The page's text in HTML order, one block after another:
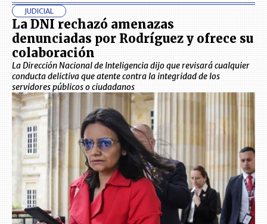
JUDICIAL
La DNI rechazó amenazas
denunciadas por Rodríguez y ofrece su
colaboración
La Dirección Nacional de Inteligencia dijo que revisará cualquier
conducta delictiva que atente contra la integridad de los
servidores públicos o ciudadanos